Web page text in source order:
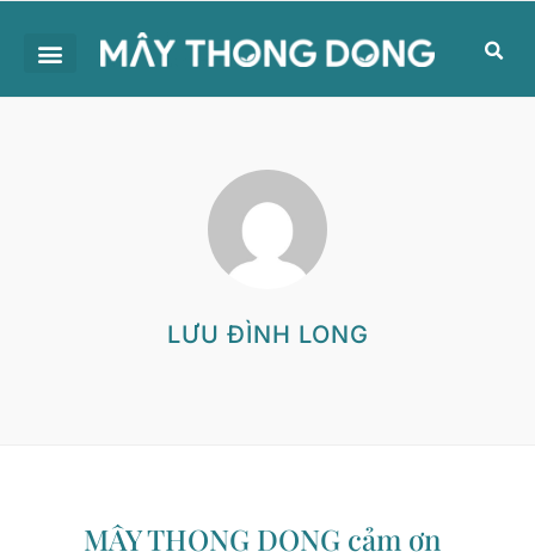
LƯU ĐÌNH LONG
MÂY THONG DONG cảm ơn